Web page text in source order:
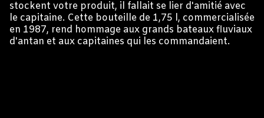
stockent votre produit, il fallait se lier d'amitié avec
le capitaine. Cette bouteille de 1,75 l, commercialisée
en 1987, rend hommage aux grands bateaux fluviaux
d'antan et aux capitaines qui les commandaient.